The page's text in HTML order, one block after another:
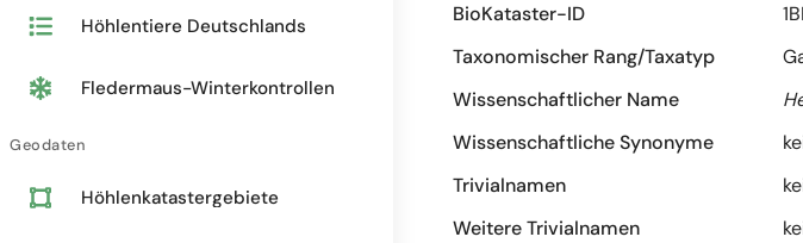
Höhlentiere Deutschlands
Fledermaus-Winterkontrollen
Geodaten
Höhlenkatastergebiete
BioKataster-ID
Taxonomischer Rang/Taxatyp
Wissenschaftlicher Name
Wissenschaftliche Synonyme
Trivialnamen
Weitere Trivialnamen